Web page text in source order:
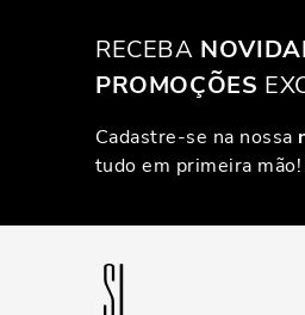
RECEBA
PROMOÇÕES
Cadastre-se na nossa
tudo em primeira mão!